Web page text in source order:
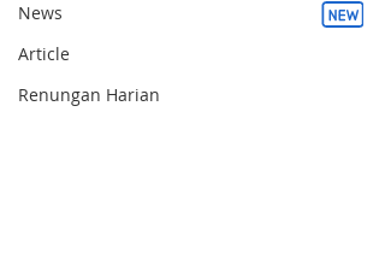
News
Article
Renungan Harian